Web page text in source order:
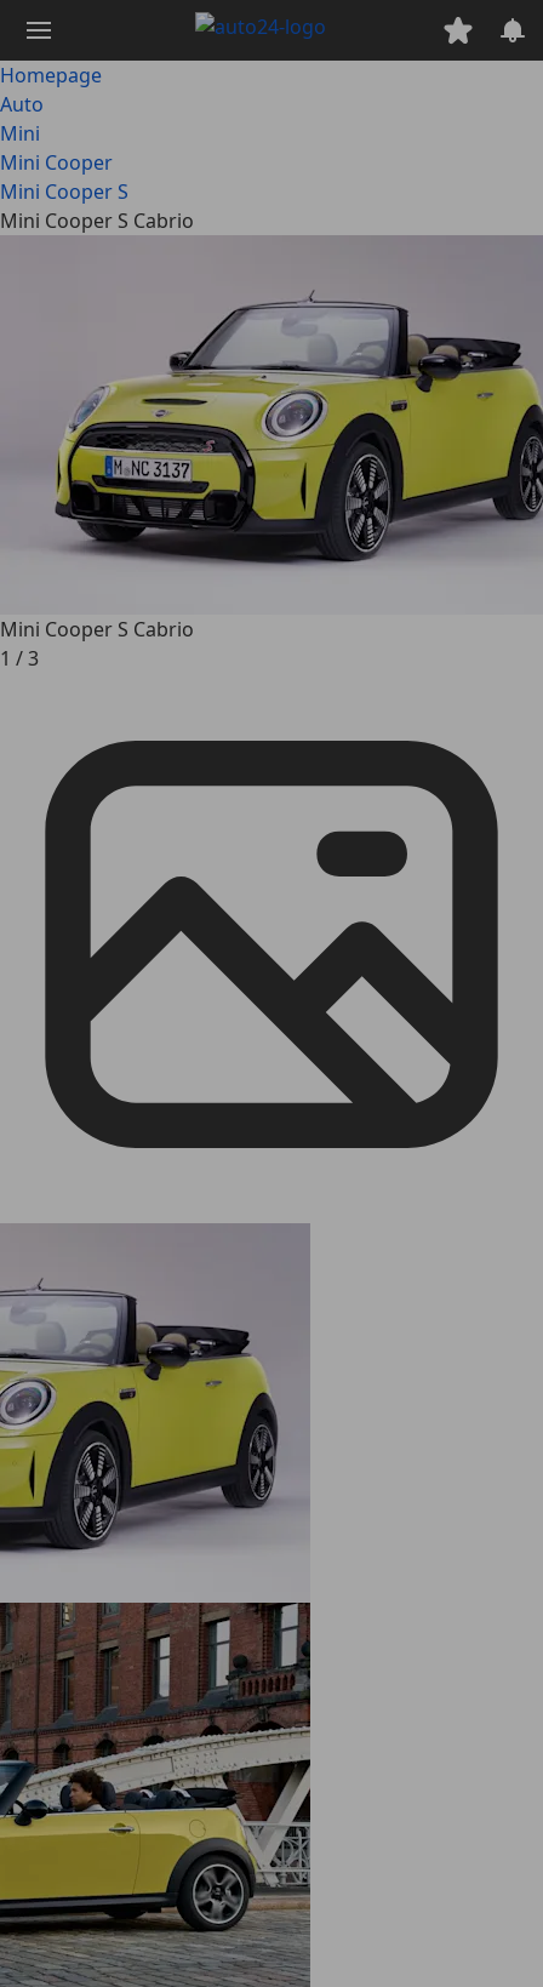
naar
hoofdinhoud
Homepage
Auto
Mini
Mini Cooper
Mini Cooper S
Mini Cooper S Cabrio
Mini Cooper S Cabrio
1 /3